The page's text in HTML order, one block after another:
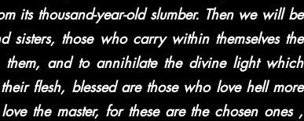
thousand-year-old slumber. Then we will be
those who carry within themselves the
and to annihilate the divine light which
flesh, blessed are those who love hell more
the master, for these are the chosen ones ,